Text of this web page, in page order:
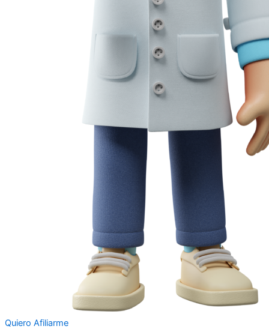
Quiero Afiliarme